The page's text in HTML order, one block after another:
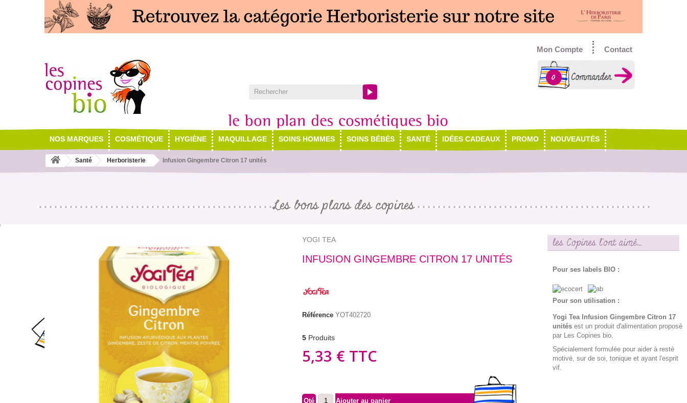
Contact
Mon Compte
0
NOS MARQUES COSMÉTIQUE HYGIÈNE MAQUILLAGE SOINS HOMMES SOINS BÉBÉS SANTÉ IDÉES CADEAUX PROMO NOUVEAUTÉS
Santé Herboristerie Infusion Gingembre Citron 17 unités
Les bons plans des copines
YOGI TEA
INFUSION GINGEMBRE CITRON 17 UNITÉS
Référence YOT402720
5 Produits
5,33 € TTC
Qté Ajouter au panier
les Copines l'ont aimé...
Pour ses labels BIO :
Pour son utilisation :
Yogi Tea Infusion Gingembre Citron 17
unitésest un produit d'alimentation proposé
par Les Copines bio.
Spécialement formulée pour aider à resté
motivé, sur de soi, tonique et ayant l'esprit
vif.